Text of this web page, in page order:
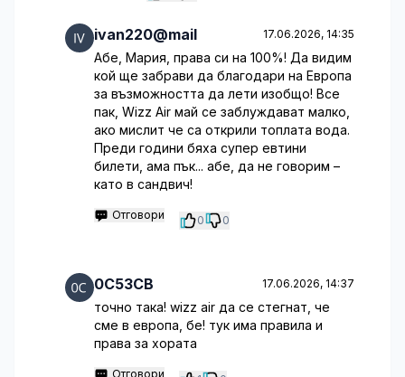
ivan220@mail 17.06.2026, 14:35
Абе, Мария, права си на 100%! Да видим
кой ще забрави да благодари на Европа
за възможността да лети изобщо! Все
пак, Wizz Air май се заблуждават малко,
ако мислит че са открили топлата вода.
Преди години бяха супер евтини
билети, ама пък... абе, да не говорим –
като в сандвич!
Отговори 0 0
0C53CB 17.06.2026, 14:37
точно така! wizz air да се стегнат, че
сме в европа, бе! тук има правила и
права за хората
Отговори